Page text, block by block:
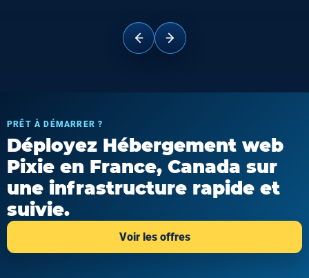
PRÊT À DÉMARRER ?
Déployez Hébergement web
Pixie en France, Canada sur
une infrastructure rapide et
suivie.
Voir les offres